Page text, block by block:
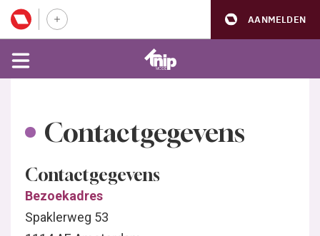
AANMELDEN
Contactgegevens
Contactgegevens
Bezoekadres
Spaklerweg 53